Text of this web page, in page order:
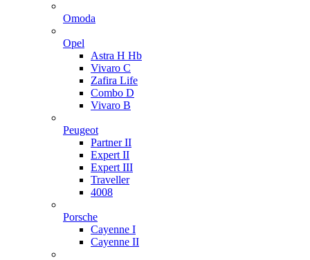
Omoda
Opel
Astra H Hb
Vivaro C
Zafira Life
Combo D
Vivaro B
Peugeot
Partner II
Expert II
Expert III
Traveller
4008
Porsche
Cayenne I
Cayenne II